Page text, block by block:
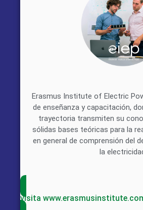
Erasmus Institute of Electric
de enseñanza y capacitación,
trayectoria transmiten su
sólidas bases teóricas para la
en general de comprensión del
la
visita